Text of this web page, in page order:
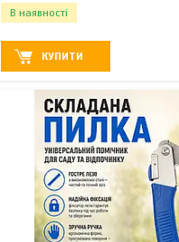
В наявності
КУПИТИ